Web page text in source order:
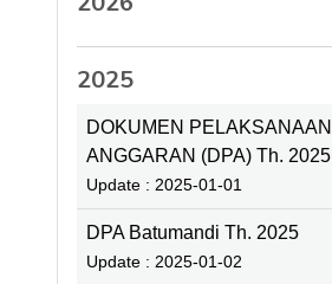
2025
DOKUMEN PELAKSANAAN
ANGGARAN (DPA) Th. 2025
Update : 2025-01-01
DPA Batumandi Th. 2025
Update : 2025-01-02